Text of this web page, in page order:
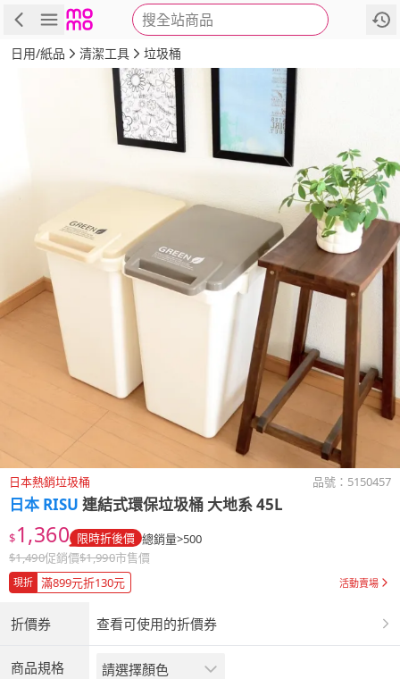
搜全站商品
商品 評價 詳情
日用/紙品 清潔工具 垃圾桶
日本熱銷垃圾桶 品號： 5150457
日本 RISU 連結式環保垃圾桶 大地系 45L
$1,360 限時折後價 總銷量>500
$1,490促銷價$1,990市售價
現折 滿899元折130元 活動賣場
折價券 查看可使用的折價券
商品規格 請選擇顏色